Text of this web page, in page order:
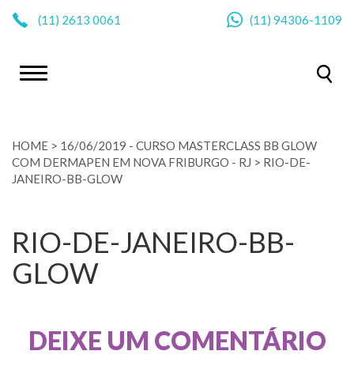
(11) 2613 0061 (11) 94306-1109
HOME > 16/06/2019 - CURSO MASTERCLASS BB GLOW
COM DERMAPEN EM NOVA FRIBURGO - RJ > RIO-DE-
JANEIRO-BB-GLOW
RIO-DE-JANEIRO-BB-
GLOW
DEIXE UM COMENTÁRIO